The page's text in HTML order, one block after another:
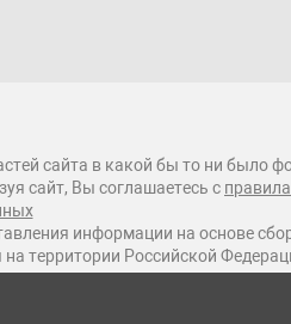
сайта в какой бы то ни было
сайт, Вы соглашаетесь с
информации на основе
территории Российской